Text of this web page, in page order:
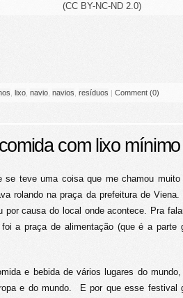
(CC BY-NC-ND 2.0)
, lixo, navio, navios, resíduos Comment (0)
com lixo mínimo
se teve uma coisa que me chamou
rolando na praça da prefeitura de
por causa do local onde acontece. Pra
a praça de alimentação (que é a parte
e bebida de vários lugares do
e do mundo. E por que esse festival